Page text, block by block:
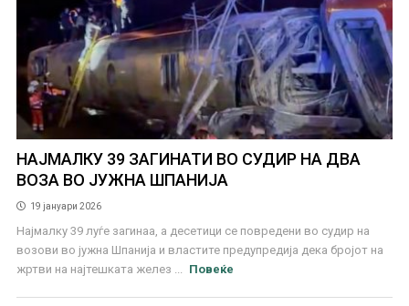
НАЈМАЛКУ 39 ЗАГИНАТИ ВО СУДИР НА ДВА
ВОЗА ВО ЈУЖНА ШПАНИЈА
19 јануари 2026
Најмалку 39 луѓе загинаа, а десетици се повредени во судир на
возови во јужна Шпанија и властите предупредија дека бројот на
жртви на најтешката желез ...
Повеќе